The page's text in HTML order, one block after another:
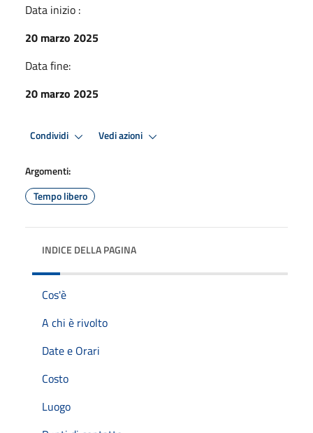
Data inizio :
20 marzo 2025
Data fine:
20 marzo 2025
Condividi Vedi azioni
Argomenti:
Tempo libero
INDICE DELLA PAGINA
Cos'è
A chi è rivolto
Date e Orari
Costo
Luogo